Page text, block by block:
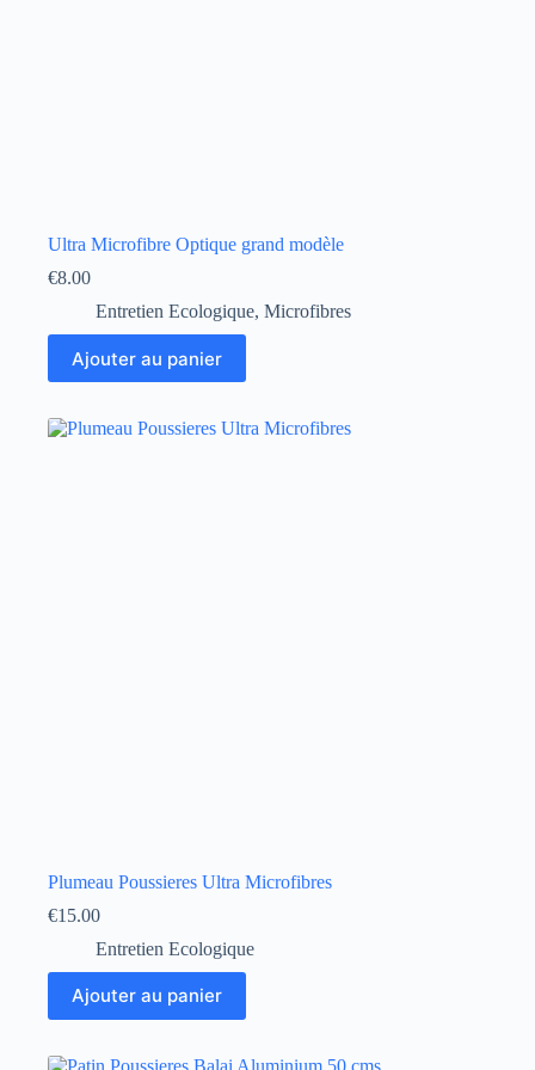
Ultra Microfibre Optique grand modèle
€8.00
Entretien Ecologique, Microfibres
Ajouter au panier
Plumeau Poussieres Ultra Microfibres
€15.00
Entretien Ecologique
Ajouter au panier